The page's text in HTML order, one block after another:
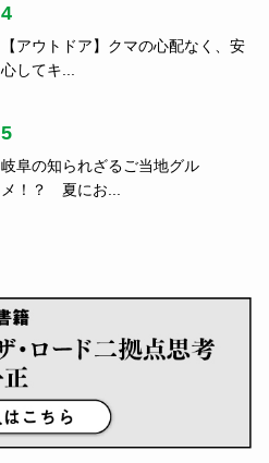
4
【アウトドア】クマの心配なく、安
心してキ...
5
岐阜の知られざるご当地グル
メ！？ 夏にお...